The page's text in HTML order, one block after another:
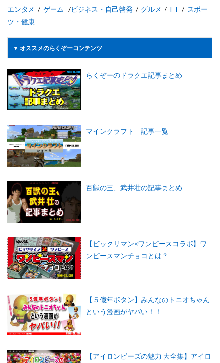
エンタメ / ゲーム /ビジネス・自己啓発 / グルメ / I T / スポー
ツ・健康
▼ オススメのらくぞーコンテンツ
らくぞーのドラクエ記事まとめ
マインクラフト 記事一覧
百獣の王、武井壮の記事まとめ
【ビックリマン×ワンピースコラボ】ワ
ンピースマンチョコとは？
【５億年ボタン】みんなのトニオちゃん
という漫画がヤバい！！
【アイロンビーズの魅力 大全集】アイロ